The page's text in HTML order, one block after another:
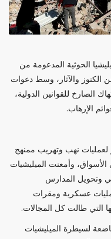
الحوثية المدعومة من
الكنوز والآثار، وسط دعوات
الصارخ للقوانين الدولية،
الإرهاب.
لعمليات نهب وتهريب ممنهج
وأمعنت الميليشيات
وتحويل المدارس
عسكرية ومقرات
التي طالت كل المجالات.
لسيطرة الميليشيات